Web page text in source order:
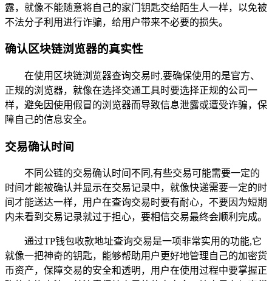
露，就像不能随意将自己的家门钥匙交给陌生人一样，以免被
不法分子利用进行诈骗，给用户带来不必要的损失。
确认区块链浏览器的真实性
在使用区块链浏览器查询交易时,要确保使用的是官方、
正规的浏览器，就像在选择交通工具时要选择正规的公司一
样，避免因使用假冒的浏览器而导致信息泄露或遭受诈骗，保
障自己的信息安全。
交易确认时间
不同公链的交易确认时间不同,有些交易可能需要一定的
时间才能被确认并显示在交易记录中，就像快递需要一定的时
间才能送达一样，用户在查询交易时要有耐心，不要因为短期
内未看到交易记录就过于担心，要相信交易最终会顺利完成。
通过TP钱包收款地址查询交易是一项非常实用的功能,它
就像一把神奇的钥匙，能够帮助用户更好地管理自己的加密货
币资产，保障交易的安全和透明，用户在使用过程中要掌握正